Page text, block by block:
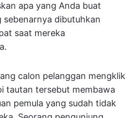
apa yang Anda buat
sebenarnya dibutuhkan
saat mereka
calon pelanggan mengklik
tautan tersebut membawa
pemula yang sudah tidak